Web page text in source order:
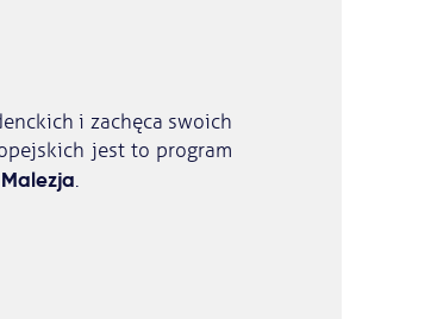
i zachęca swoich
jest to program
.